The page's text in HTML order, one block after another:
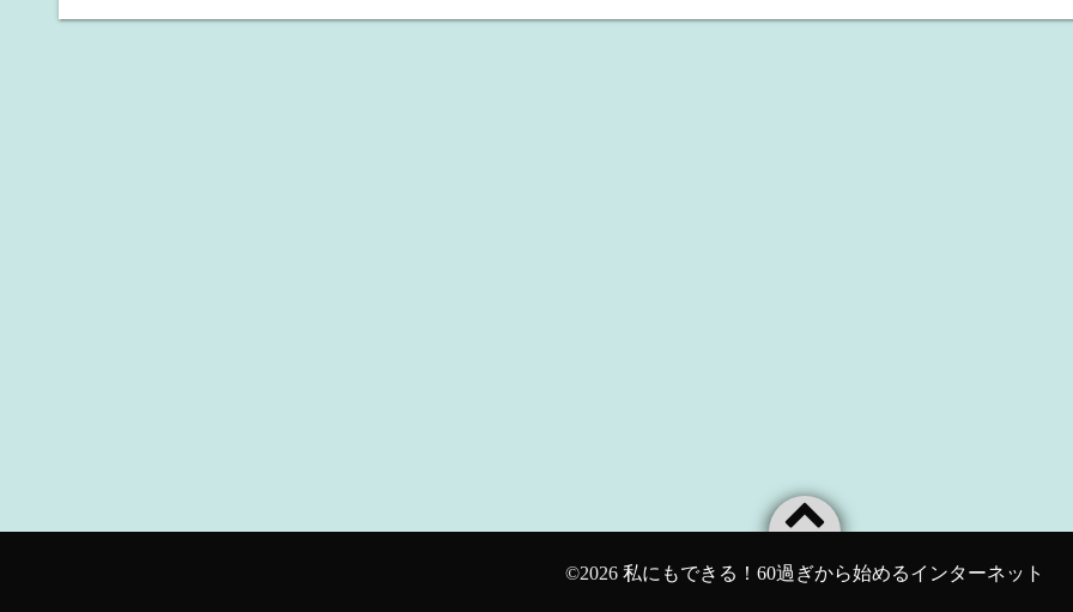
©2026 私にもできる！60過ぎから始めるインターネット